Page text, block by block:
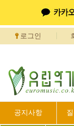
로그인
공지사항